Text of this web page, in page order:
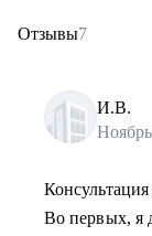
Отзывы7
И.В.
Консультация
Во первых, я